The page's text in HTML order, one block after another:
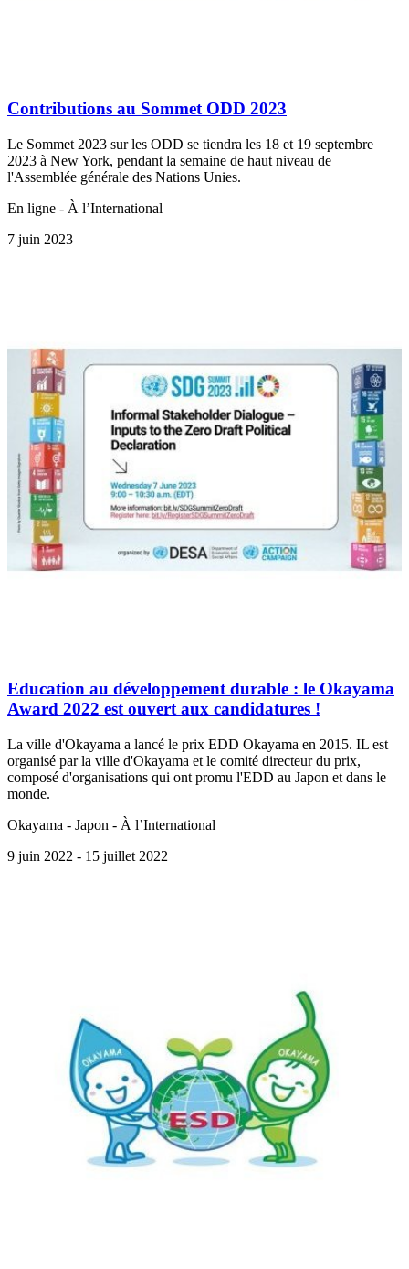
Contributions au Sommet ODD 2023
Le Sommet 2023 sur les ODD se tiendra les 18 et 19 septembre
2023 à New York, pendant la semaine de haut niveau de
l'Assemblée générale des Nations Unies.
En ligne - À l’International
7 juin 2023
Education au développement durable : le Okayama
Award 2022 est ouvert aux candidatures !
La ville d'Okayama a lancé le prix EDD Okayama en 2015. IL est
organisé par la ville d'Okayama et le comité directeur du prix,
composé d'organisations qui ont promu l'EDD au Japon et dans le
monde.
Okayama - Japon - À l’International
9 juin 2022 - 15 juillet 2022